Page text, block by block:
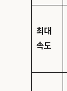
최대
속도